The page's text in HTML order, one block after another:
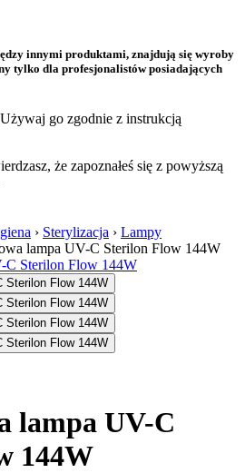
innymi produktami, znajdują się wyroby
tylko dla profesjonalistów posiadających
go zgodnie z instrukcją
że zapoznałeś się z powyższą
› Sterylizacja › Lampy
lampa UV-C Sterilon Flow 144W
lampa UV-C
144W